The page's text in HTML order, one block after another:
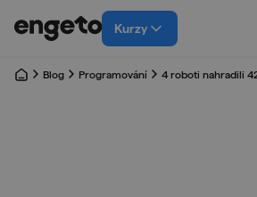
Kurzy
Blog Programování 4 roboti nahradili